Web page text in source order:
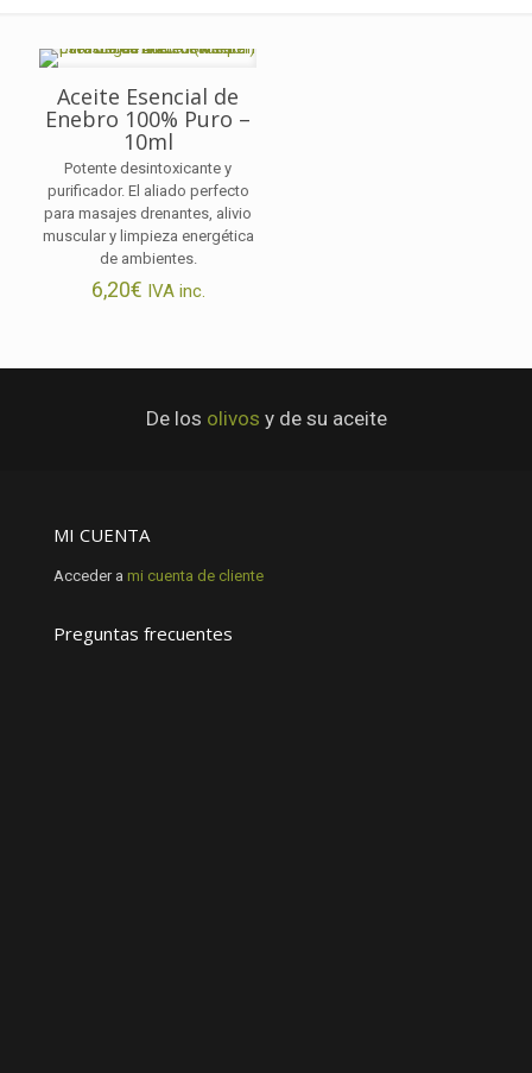
Aceite Esencial de
Enebro 100% Puro –
10ml
Potente desintoxicante y
purificador. El aliado perfecto
para masajes drenantes, alivio
muscular y limpieza energética
de ambientes.
6,20€ IVA inc.
De los olivos y de su aceite
MI CUENTA
Acceder a mi cuenta de cliente
Preguntas frecuentes